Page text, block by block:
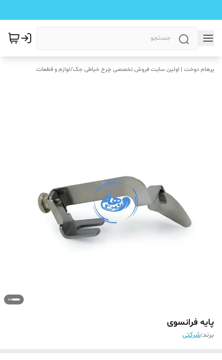
پرهام دوخت | اولین سایت فروش تخصصی چرخ خیاطی جک/لوازم و قطعات
پایه فرانسوی
برند:شرکتی